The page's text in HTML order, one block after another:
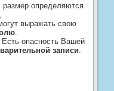
определяются
выражать свою
опасность Вашей
записи